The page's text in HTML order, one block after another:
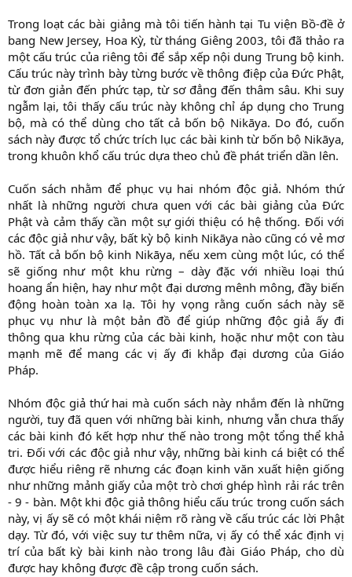
Trong loạt các bài giảng mà tôi tiến hành tại Tu viện Bồ-đề ở
bang New Jersey, Hoa Kỳ, từ tháng Giêng 2003, tôi đã thảo ra
một cấu trúc của riêng tôi để sắp xếp nội dung Trung bộ kinh.
Cấu trúc này trình bày từng bước về thông điệp của Đức Phật,
từ đơn giản đến phức tạp, từ sơ đẳng đến thâm sâu. Khi suy
ngẫm lại, tôi thấy cấu trúc này không chỉ áp dụng cho Trung
bộ, mà có thể dùng cho tất cả bốn bộ Nikāya. Do đó, cuốn
sách này được tổ chức trích lục các bài kinh từ bốn bộ Nikāya,
trong khuôn khổ cấu trúc dựa theo chủ đề phát triển dần lên.
Cuốn sách nhằm để phục vụ hai nhóm độc giả. Nhóm thứ
nhất là những người chưa quen với các bài giảng của Đức
Phật và cảm thấy cần một sự giới thiệu có hệ thống. Đối với
các độc giả như vậy, bất kỳ bộ kinh Nikāya nào cũng có vẻ mơ
hồ. Tất cả bốn bộ kinh Nikāya, nếu xem cùng một lúc, có thể
sẽ giống như một khu rừng – dày đặc với nhiều loại thú
hoang ẩn hiện, hay như một đại dương mênh mông, đầy biến
động hoàn toàn xa lạ. Tôi hy vọng rằng cuốn sách này sẽ
phục vụ như là một bản đồ để giúp những độc giả ấy đi
thông qua khu rừng của các bài kinh, hoặc như một con tàu
mạnh mẽ để mang các vị ấy đi khắp đại dương của Giáo
Pháp.
Nhóm độc giả thứ hai mà cuốn sách này nhắm đến là những
người, tuy đã quen với những bài kinh, nhưng vẫn chưa thấy
các bài kinh đó kết hợp như thế nào trong một tổng thể khả
tri. Đối với các độc giả như vậy, những bài kinh cá biệt có thể
được hiểu riêng rẽ nhưng các đoạn kinh văn xuất hiện giống
như những mảnh giấy của một trò chơi ghép hình rải rác trên
- 9 - bàn. Một khi độc giả thông hiểu cấu trúc trong cuốn sách
này, vị ấy sẽ có một khái niệm rõ ràng về cấu trúc các lời Phật
dạy. Từ đó, với việc suy tư thêm nữa, vị ấy có thể xác định vị
trí của bất kỳ bài kinh nào trong lâu đài Giáo Pháp, cho dù
được hay không được đề cập trong cuốn sách.